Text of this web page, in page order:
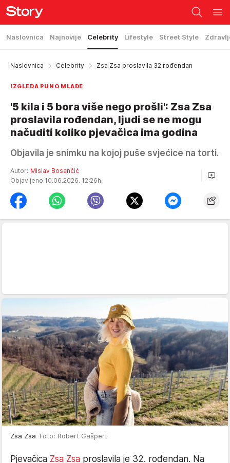
Naslovnica Najnovije Celebrity Lifestyle Street Style
Naslovnica Celebrity Zsa Zsa proslavila 32 rođendan
IZGLEDA PUNO MLAĐE
'5 kila i 5 bora više nego prošli': Zsa Zsa
proslavila rođendan, ljudi se ne mogu
načuditi koliko pjevačica ima godina
Objavila je snimku na kojoj puše svjećice na torti.
Autor: Mislav Bosančić
Objavljeno 10.06.2026. 12:26h
Zsa Zsa Foto: Robert Gašpert
Pjevačica Zsa Zsa proslavila je 32. rođendan. Na